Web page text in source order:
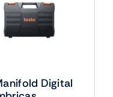
Digital